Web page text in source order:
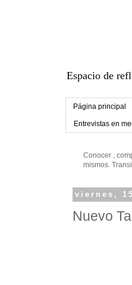
Espacio de
Página principal
Entrevistas en
Conocer ,
mismos.
viernes,
Nuevo